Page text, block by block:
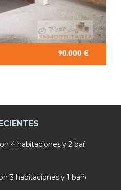
90.000 €
4 habitaciones y 2 baños en
3 habitaciones y 1 baños en